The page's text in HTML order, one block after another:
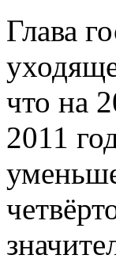
Глава
что на
2011